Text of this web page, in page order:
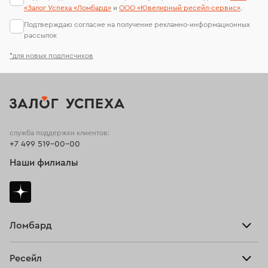
*для новых подписчиков
«Залог Успеха «Ломбард» и ООО «Ювелирный ресейл-сервиc».
Подтверждаю согласие на получение рекламно-информационных
рассылок
Ломбард
Ресейл
служба поддержки клиентов:
+7 499 519-00-00
Наши филиалы